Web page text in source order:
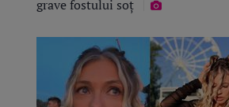
grave fostului soț